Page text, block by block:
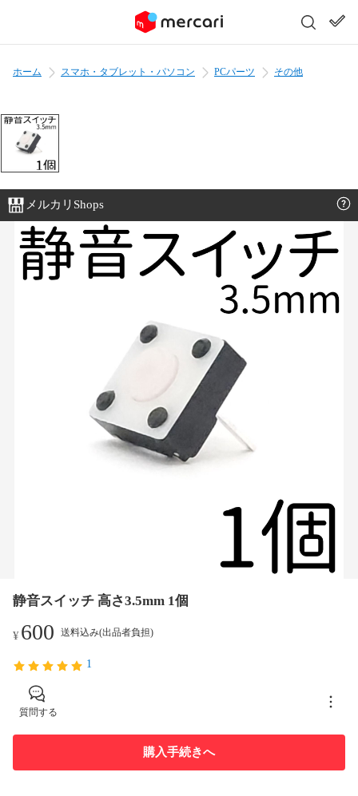
ホーム スマホ・タブレット・パソコン PCパーツ その他
メルカリShops
静音スイッチ 高さ3.5mm 1個
¥600 送料込み(出品者負担)
1
質問する
購入手続きへ